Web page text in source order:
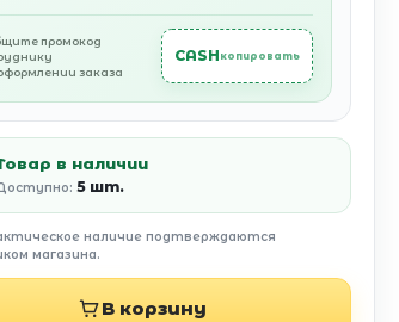
промокод
заказа
CASH копировать
в наличии
5 шт.
наличие подтверждаются
магазина.
В корзину